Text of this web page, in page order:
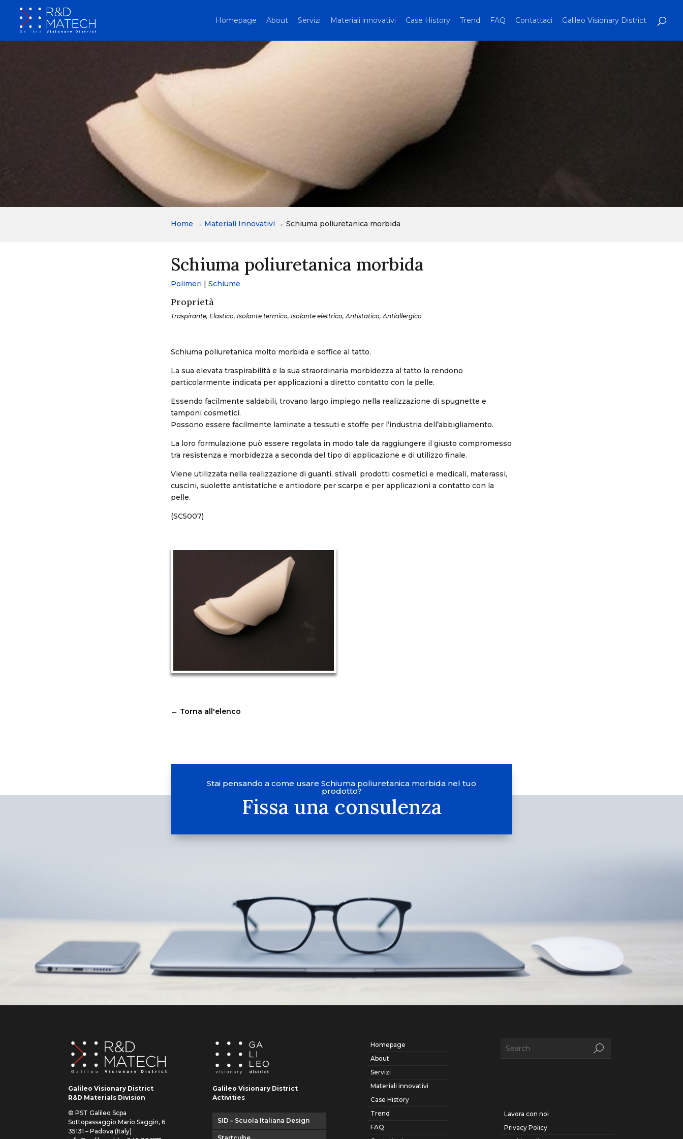
Homepage About Servizi Materiali innovativi Case History Trend FAQ Contattaci Galileo Visionary District
Home → Materiali Innovativi → Schiuma poliuretanica morbida
Schiuma poliuretanica morbida
Polimeri | Schiume
Proprietà
Traspirante, Elastico, Isolante termico, Isolante elettrico, Antistatico, Antiallergico
Schiuma poliuretanica molto morbida e soffice al tatto.
La sua elevata traspirabilità e la sua straordinaria morbidezza al tatto la rendono
particolarmente indicata per applicazioni a diretto contatto con la pelle.
Essendo facilmente saldabili, trovano largo impiego nella realizzazione di spugnette e
tamponi cosmetici.
Possono essere facilmente laminate a tessuti e stoffe per l’industria dell’abbigliamento.
La loro formulazione può essere regolata in modo tale da raggiungere il giusto compromesso
tra resistenza e morbidezza a seconda del tipo di applicazione e di utilizzo finale.
Viene utilizzata nella realizzazione di guanti, stivali, prodotti cosmetici e medicali, materassi,
cuscini, suolette antistatiche e antiodore per scarpe e per applicazioni a contatto con la
pelle.
(SC5007)
← Torna all'elenco
Stai pensando a come usare Schiuma poliuretanica morbida nel tuo
prodotto?
Fissa una consulenza
Galileo Visionary District
R&D Materials Division
© PST Galileo Scpa
Sottopassaggio Mario Saggin, 6
35131 – Padova (Italy)
Galileo Visionary District
Activities
SID – Scuola Italiana Design
Homepage
About
Servizi
Materiali innovativi
Case History
Trend
FAQ
Lavora con noi
Privacy Policy